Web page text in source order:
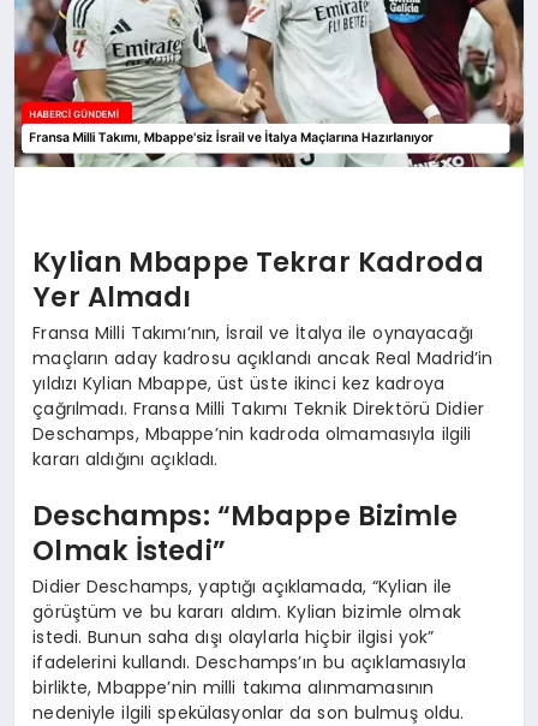
Kylian Mbappe Tekrar Kadroda
Yer Almadı
Fransa Milli Takımı’nın, İsrail ve İtalya ile oynayacağı
maçların aday kadrosu açıklandı ancak Real Madrid’in
yıldızı Kylian Mbappe, üst üste ikinci kez kadroya
çağrılmadı. Fransa Milli Takımı Teknik Direktörü Didier
Deschamps, Mbappe’nin kadroda olmamasıyla ilgili
kararı aldığını açıkladı.
Deschamps: “Mbappe Bizimle
Olmak İstedi”
Didier Deschamps, yaptığı açıklamada, “Kylian ile
görüştüm ve bu kararı aldım. Kylian bizimle olmak
istedi. Bunun saha dışı olaylarla hiçbir ilgisi yok”
ifadelerini kullandı. Deschamps’ın bu açıklamasıyla
birlikte, Mbappe’nin milli takıma alınmamasının
nedeniyle ilgili spekülasyonlar da son bulmuş oldu.